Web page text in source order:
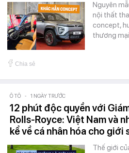
Nguyên
nội thất
concept,
thương
Chia sẻ
Ô TÔ - 1 NGÀY TRƯỚC
12 phút độc quyền với
Rolls-Royce: Việt Nam và
kể về cá nhân hóa cho giới
Thế giới